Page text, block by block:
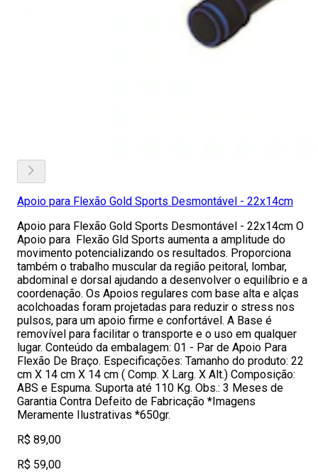
Apoio para Flexão Gold Sports Desmontável - 22x14cm
Apoio para Flexão Gold Sports Desmontável - 22x14cm O
Apoio para Flexão Gld Sports aumenta a amplitude do
movimento potencializando os resultados. Proporciona
também o trabalho muscular da região peitoral, lombar,
abdominal e dorsal ajudando a desenvolver o equilíbrio e a
coordenação. Os Apoios regulares com base alta e alças
acolchoadas foram projetadas para reduzir o stress nos
pulsos, para um apoio firme e confortável. A Base é
removível para facilitar o transporte e o uso em qualquer
lugar. Conteúdo da embalagem: 01 - Par de Apoio Para
Flexão De Braço. Especificações: Tamanho do produto: 22
cm X 14 cm X 14 cm ( Comp. X Larg. X Alt.) Composição:
ABS e Espuma. Suporta até 110 Kg. Obs.: 3 Meses de
Garantia Contra Defeito de Fabricação *Imagens
Meramente Ilustrativas *650gr.
R$ 89,00
R$ 59,00